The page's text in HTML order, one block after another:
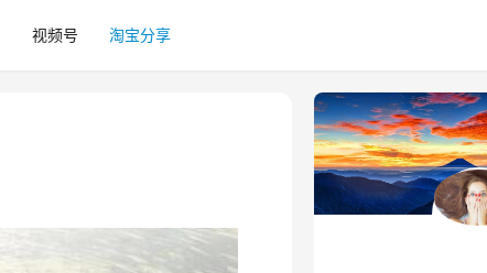
视频号 淘宝分享